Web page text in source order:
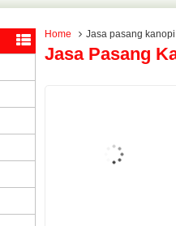
Home Jasa pasang
Jasa Pasang